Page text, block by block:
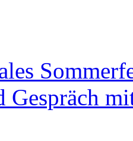
Gespräch